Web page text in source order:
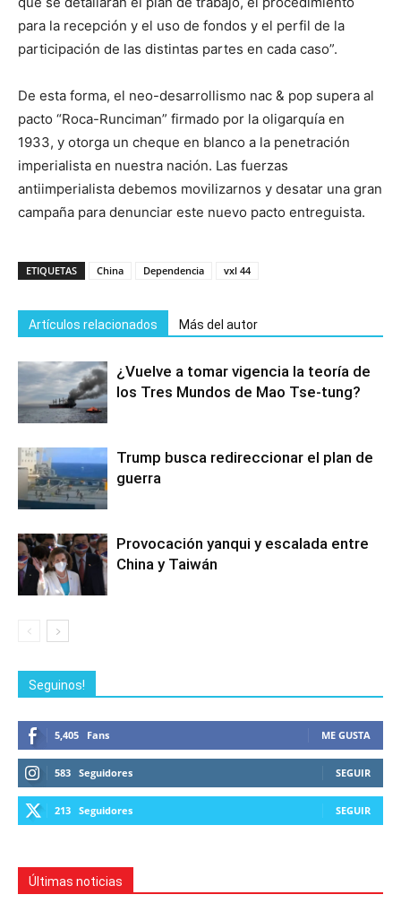
para la recepción y el uso de fondos y el perfil de la
participación de las distintas partes en cada caso”.
De esta forma, el neo-desarrollismo nac & pop supera al
pacto “Roca-Runciman” firmado por la oligarquía en
1933, y otorga un cheque en blanco a la penetración
imperialista en nuestra nación. Las fuerzas
antiimperialista debemos movilizarnos y desatar una gran
campaña para denunciar este nuevo pacto entreguista.
ETIQUETAS China Dependencia vxl 44
Artículos relacionados Más del autor
¿Vuelve a tomar vigencia la teoría de
los Tres Mundos de Mao Tse-tung?
Trump busca redireccionar el plan de
guerra
Provocación yanqui y escalada entre
China y Taiwán
Seguinos!
5,405 Fans ME GUSTA
583 Seguidores SEGUIR
213 Seguidores SEGUIR
Últimas noticias